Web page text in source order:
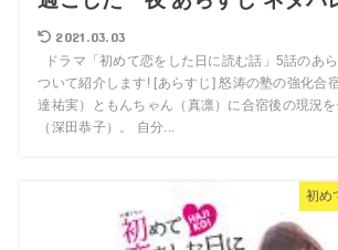
2021.03.03
ドラマ「初めて恋をした日に読む話」5話のあ
ついて紹介します! [あらすじ] 怒涛の塾の強化合
達祐実）ともんちゃん（真凛）に合宿後の現況
（深田恭子）。 自分...
初め